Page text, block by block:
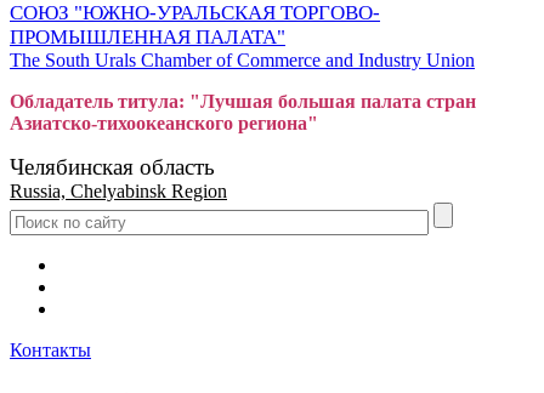
СОЮЗ "ЮЖНО-УРАЛЬСКАЯ ТОРГОВО-
ПРОМЫШЛЕННАЯ ПАЛАТА"
The South Urals Chamber of Commerce and Industry Union
Обладатель титула: "Лучшая большая палата стран
Азиатско-тихоокеанского региона"
Челябинская область
Russia, Chelyabinsk Region
Контакты